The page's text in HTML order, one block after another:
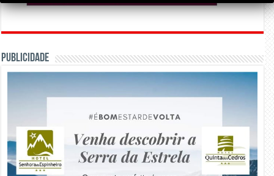
PUBLICIDADE